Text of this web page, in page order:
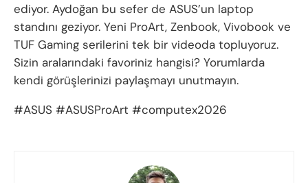
ediyor. Aydoğan bu sefer de ASUS’un laptop
standını geziyor. Yeni ProArt, Zenbook, Vivobook ve
TUF Gaming serilerini tek bir videoda topluyoruz.
Sizin aralarındaki favoriniz hangisi? Yorumlarda
kendi görüşlerinizi paylaşmayı unutmayın.
#ASUS #ASUSProArt #computex2026